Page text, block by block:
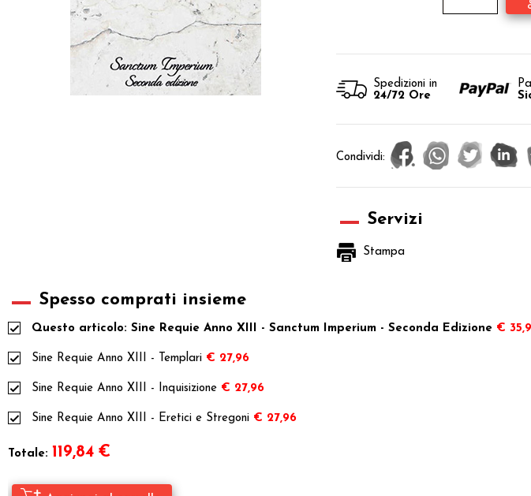
Spedizioni in
24/72 Ore
Condividi:
Servizi
Stampa
Spesso comprati insieme
Questo articolo: Sine Requie Anno XIII - Sanctum Imperium - Seconda Edizione €
Sine Requie Anno XIII - Templari € 27,96
Sine Requie Anno XIII - Inquisizione € 27,96
Sine Requie Anno XIII - Eretici e Stregoni € 27,96
Totale: 119,84 €